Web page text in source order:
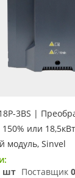
3BS |
150% или
модуль, Sinvel
шт Поставщик